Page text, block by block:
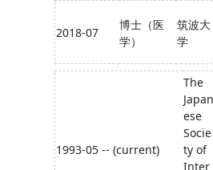
2018-07
博士（医
学）
筑波大
学
1993-05 -- (current)
The
Japan
ese
Socie
ty of
Inter